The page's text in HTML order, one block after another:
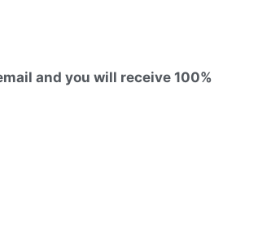
and you will receive 100%